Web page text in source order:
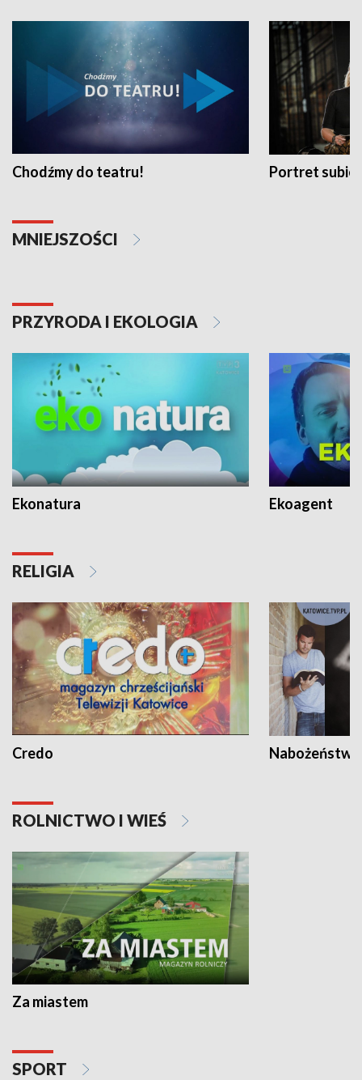
Chodźmy do teatru! Portret
MNIEJSZOŚCI
PRZYRODA I EKOLOGIA
Ekonatura Ekoagent
RELIGIA
Credo
ROLNICTWO I WIEŚ
Za miastem
SPORT